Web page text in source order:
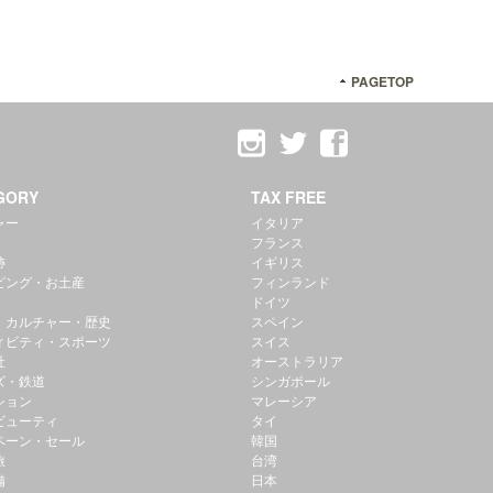
PAGETOP
ー
ング・お土産
カルチャー・歴史
ビティ・スポーツ
・鉄道
ョン
ューティ
ーン・セール
TAX FREE
イタリア
フランス
イギリス
フィンランド
ドイツ
スペイン
スイス
オーストラリア
シンガポール
マレーシア
タイ
韓国
台湾
日本